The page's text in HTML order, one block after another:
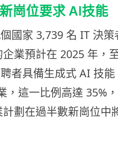
崗位要求 AI技能
國家 3,739 名 IT 決
業預計在 2025 年，
者具備生成式 AI 技
，這一比例高達 35%
劃在過半數新崗位中